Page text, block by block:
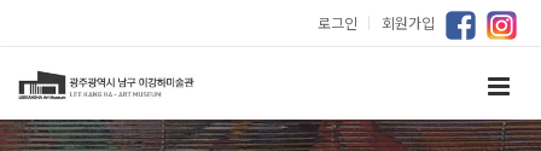
로그인 ｜ 회원가입